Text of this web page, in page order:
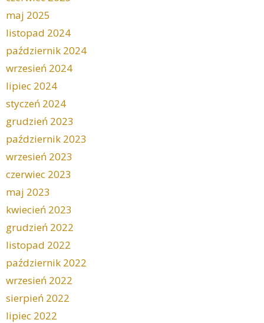
maj 2025
listopad 2024
październik 2024
wrzesień 2024
lipiec 2024
styczeń 2024
grudzień 2023
październik 2023
wrzesień 2023
czerwiec 2023
maj 2023
kwiecień 2023
grudzień 2022
listopad 2022
październik 2022
wrzesień 2022
sierpień 2022
lipiec 2022